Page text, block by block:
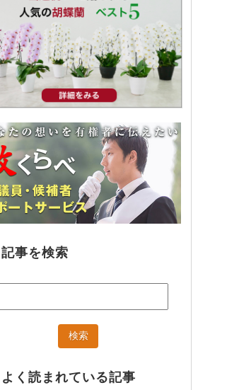
記事を検索
よく読まれている記事